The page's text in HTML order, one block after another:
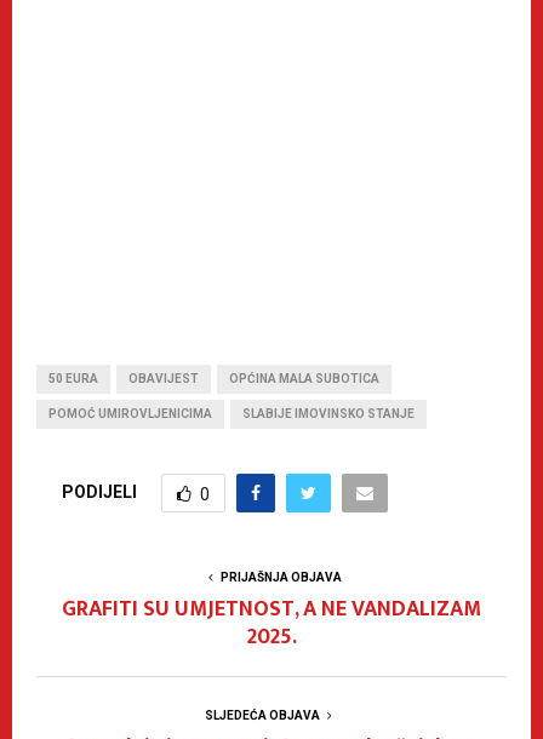
50 EURA OBAVIJEST OPĆINA MALA SUBOTICA
POMOĆ UMIROVLJENICIMA SLABIJE IMOVINSKO STANJE
PODIJELI 0
PRIJAŠNJA OBJAVA
GRAFITI SU UMJETNOST, A NE VANDALIZAM
2025.
SLJEDEĆA OBJAVA